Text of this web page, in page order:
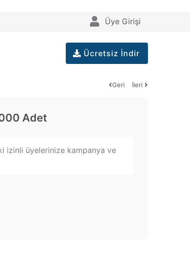
Üye Girişi
Ücretsiz İndir
Geri İleri
Adet
izinli üyelerinize kampanya ve